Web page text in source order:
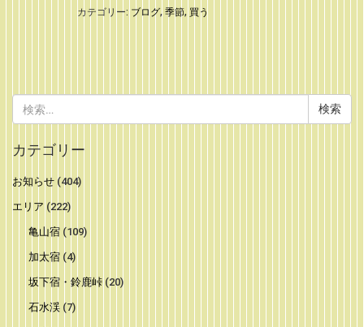
カテゴリー: ブログ, 季節, 買う
索:
カテゴリー
お知らせ (404)
エリア (222)
亀山宿(109)
加太宿(4)
坂下宿・鈴鹿峠(20)
石水渓(7)